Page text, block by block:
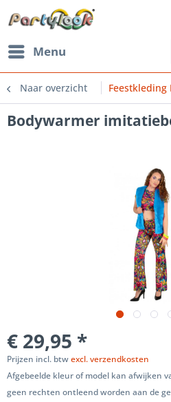
Menu
Naar overzicht Feestkleding
Bodywarmer
€ 29,95 *
Prijzen incl. btwexcl. verzendkosten
Afgebeelde kleur of model kan afwijken
geen rechten ontleend worden aan de